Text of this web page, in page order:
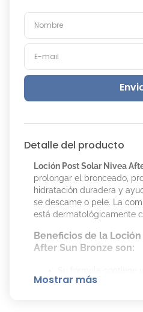
Detalle del producto
Loción Post Solar Nivea
prolongar el bronceado,
hidratación duradera y
se descame o pele. La
está dermatológicamente
Beneficios de la
After Sun Bronze son:
estimula la
Mostrar más